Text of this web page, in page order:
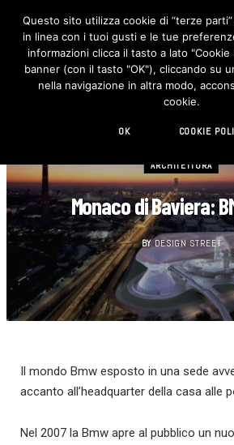
ARCHITETTURA
Monaco di Baviera:
BY DESIGN STREET
Il mondo Bmw esposto in una sede
accanto all’headquarter della casa alle
Nel 2007 la Bmw apre al pubblico un
Questo sito utilizza cookie di “terze
in linea con i tuoi gusti e le tue
informazioni clicca il tasto a lato "Cookie
banner (con il tasto "OK"), cliccando su
nella navigazione in altra modo,
cookie.
OK COOKIE